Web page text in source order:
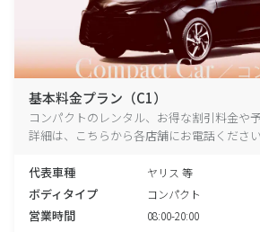
基本料金プラン（C1）
コンパクトのレンタル、お得な割引料金や
詳細は、こちらから各店舗にお電話ください
代表車種 ヤリス 等
ボディタイプ コンパクト
営業時間 08:00-20:00